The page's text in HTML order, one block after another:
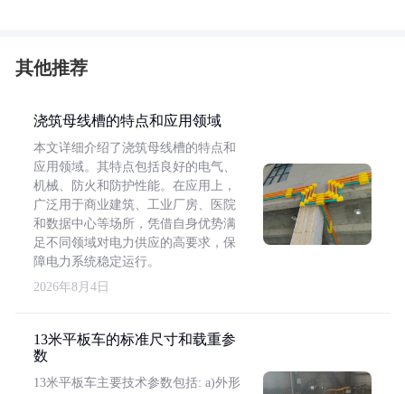
其他推荐
浇筑母线槽的特点和应用领域
本文详细介绍了浇筑母线槽的特点和
应用领域。其特点包括良好的电气、
机械、防火和防护性能。在应用上，
广泛用于商业建筑、工业厂房、医院
和数据中心等场所，凭借自身优势满
足不同领域对电力供应的高要求，保
障电力系统稳定运行。
2026年8月4日
13米平板车的标准尺寸和载重参
数
13米平板车主要技术参数包括: a)外形